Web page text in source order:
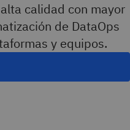
calidad con mayor
de DataOps
y equipos.